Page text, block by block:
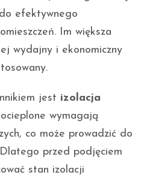
efektywnego
Im większa
wydajny i ekonomiczny
jest izolacja
wymagają
co może prowadzić do
Dlatego przed podjęciem
stan izolacji